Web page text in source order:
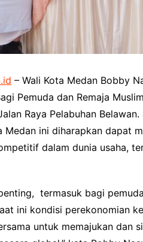
– Wali Kota Medan Bobby
Pemuda dan Remaja
Raya Pelabuhan
Medan ini diharapkan dapat
dalam dunia usaha,
termasuk bagi
ini kondisi perekonomian
untuk memajukan dan